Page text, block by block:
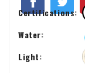
Certifications:
Water:
Light: